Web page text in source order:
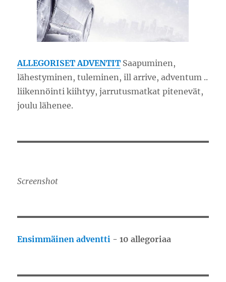
ALLEGORISET ADVENTIT Saapuminen,
lähestyminen, tuleminen, ill arrive, adventum ..
liikennöinti kiihtyy, jarrutusmatkat pitenevät,
joulu lähenee.
Screenshot
Ensimmäinen adventti - 10 allegoriaa